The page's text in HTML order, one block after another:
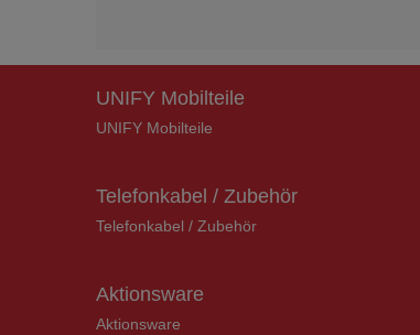
UNIFY Mobilteile
UNIFY Mobilteile
Telefonkabel / Zubehör
Telefonkabel / Zubehör
Aktionsware
Aktionsware